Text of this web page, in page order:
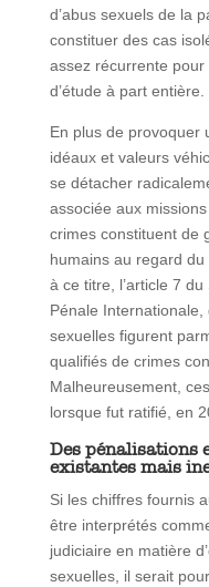
d’abus sexuels de la
constituer des cas
assez récurrente
d’étude à part entière.
En plus de provoquer
idéaux et valeurs
se détacher
associée aux
crimes constituent de
humains au regard
à ce titre, l’article 7
Pénale
sexuelles figurent
qualifiés de crimes
Malheureusement,
lorsque fut ratifié, en
Des pénalisations
existantes mais
Si les chiffres fournis
être interprétés
judiciaire en matière
sexuelles, il serait